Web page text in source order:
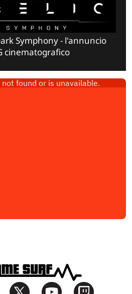
Symphony - l'annuncio
cinematografico